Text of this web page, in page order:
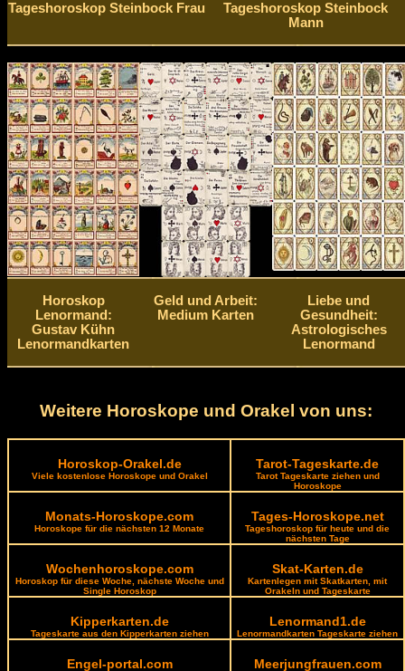
Tageshoroskop Steinbock Frau
Tageshoroskop Steinbock
Mann
Horoskop
Lenormand:
Gustav Kühn
Lenormandkarten
Geld und Arbeit:
Medium Karten
Liebe und
Gesundheit:
Astrologisches
Lenormand
Weitere Horoskope und Orakel von uns:
Horoskop-Orakel.de
Viele kostenlose Horoskope und Orakel
Tarot-Tageskarte.de
Tarot Tageskarte ziehen und
Horoskope
Monats-Horoskope.com
Horoskope für die nächsten 12 Monate
Tages-Horoskope.net
Tageshoroskop für heute und die
nächsten Tage
Wochenhoroskope.com
Horoskop für diese Woche, nächste Woche und
Single Horoskop
Skat-Karten.de
Kartenlegen mit Skatkarten, mit
Orakeln und Tageskarte
Kipperkarten.de
Tageskarte aus den Kipperkarten ziehen
Lenormand1.de
Lenormandkarten Tageskarte ziehen
Engel-portal.com Meerjungfrauen.com